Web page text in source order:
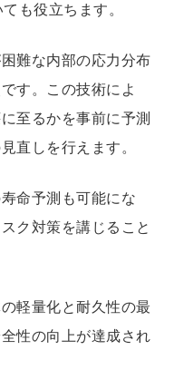
も役立ちます。
難な内部の応力分布
す。この技術によ
至るかを事前に予測
直しを行えます。
命予測も可能にな
ク対策を講じること
軽量化と耐久性の最
性の向上が達成され